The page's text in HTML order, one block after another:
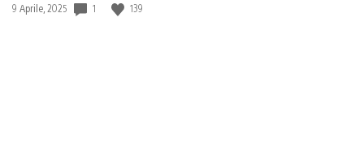
Data
9 Aprile, 2025 1 139